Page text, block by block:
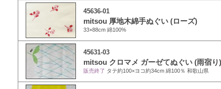
45636-01
mitsou 厚地木綿手ぬぐい (ローズ)
33×88cm 綿100%
45631-03
mitsou クロマメ ガーゼてぬぐい (雨宿り)
販売終了 タテ約100×ヨコ約34cm 綿100％ 和歌山県